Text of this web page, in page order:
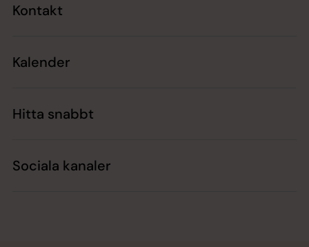
Kontakt
Kalender
Hitta snabbt
Sociala kanaler